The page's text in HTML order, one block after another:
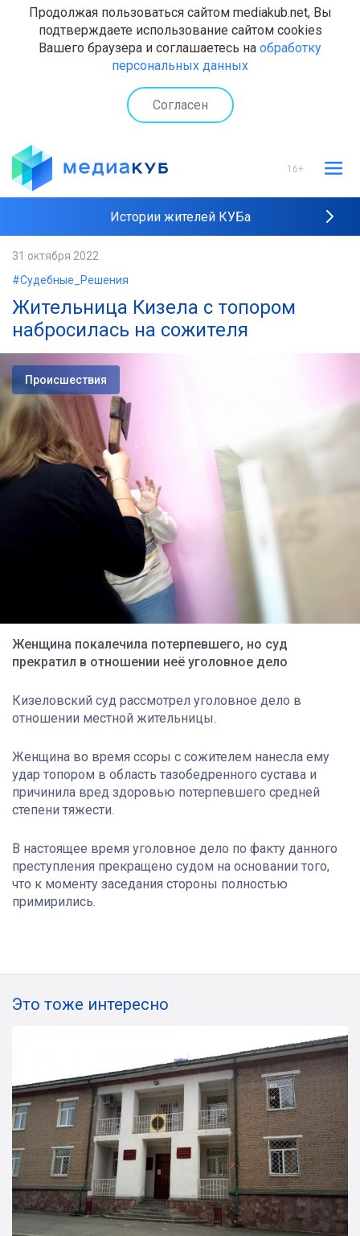
Продолжая пользоваться сайтом mediakub.net, Вы
подтверждаете использование сайтом cookies
Вашего браузера и соглашаетесь на обработку
персональных данных
Согласен
16+
Истории жителей КУБа
31 октября 2022
#Судебные_Решения
Жительница Кизела с топором
набросилась на сожителя
Происшествия
Женщина покалечила потерпевшего, но суд
прекратил в отношении неё уголовное дело
Кизеловский суд рассмотрел уголовное дело в
отношении местной жительницы.
Женщина во время ссоры с сожителем нанесла ему
удар топором в область тазобедренного сустава и
причинила вред здоровью потерпевшего средней
степени тяжести.
В настоящее время уголовное дело по факту данного
преступления прекращено судом на основании того,
что к моменту заседания стороны полностью
примирились.
Это тоже интересно